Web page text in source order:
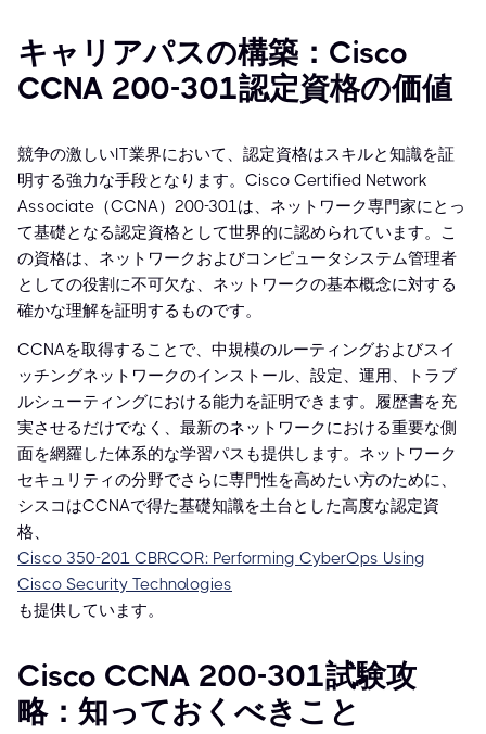
キャリアパスの構築：Cisco
CCNA 200-301認定資格の価値
競争の激しいIT業界において、認定資格はスキルと知識を証
明する強力な手段となります。Cisco Certified Network
Associate（CCNA）200-301は、ネットワーク専門家にとっ
て基礎となる認定資格として世界的に認められています。こ
の資格は、ネットワークおよびコンピュータシステム管理者
としての役割に不可欠な、ネットワークの基本概念に対する
確かな理解を証明するものです。
CCNAを取得することで、中規模のルーティングおよびスイ
ッチングネットワークのインストール、設定、運用、トラブ
ルシューティングにおける能力を証明できます。履歴書を充
実させるだけでなく、最新のネットワークにおける重要な側
面を網羅した体系的な学習パスも提供します。ネットワーク
セキュリティの分野でさらに専門性を高めたい方のために、
シスコはCCNAで得た基礎知識を土台とした高度な認定資
格、
Cisco 350-201 CBRCOR: Performing CyberOps Using
Cisco Security Technologies
も提供しています。
Cisco CCNA 200-301試験攻
略：知っておくべきこと